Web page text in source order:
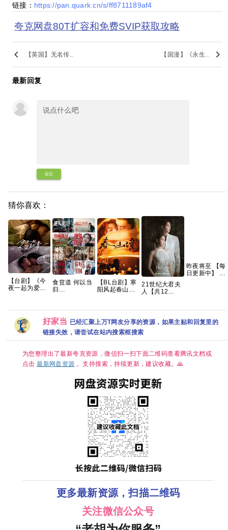
链接： https://pan.quark.cn/s/ff8711189af4
夸克网盘80T扩容和免费SVIP获取攻略
keyboard_arrow_left 【英国】无名传.. 【国漫】《永生.. keyboard_arrow_right
最新回复
提交
猜你喜欢：
【台剧】《今
夜一起为爱鼓
【国语中字】
【12集全】
【15.8G】
食贫道 何以当
归
版）[5.9GB]
【BL台剧】寒
阳风起春山境
屿 熊艺文 国语
中字 已更最新
夸克
21世纪大君夫
人【共12
喜剧/爱情】夸
克
昨夜将至 【每
日更新中】 百
好家当 已经汇聚上万T网友分享的资源，如果主贴和回复里的
链接失效，请尝试在站内搜索框搜索
为您整理出了最新夸克资源，微信扫一扫下面二维码查看腾讯文档或
点击最新网盘资源 。支持搜索，持续更新，建议收藏。🙏
更多最新资源，扫描二维码
关注微信公众号